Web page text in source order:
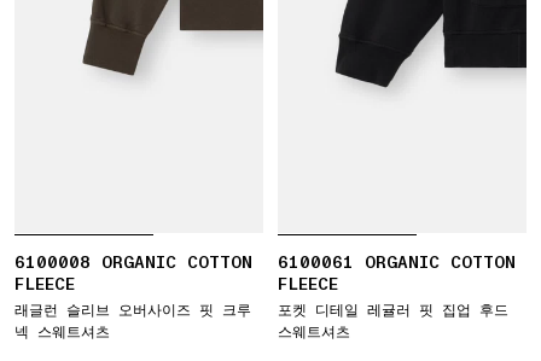
6100008 ORGANIC COTTON
FLEECE
래글런 슬리브 오버사이즈 핏 크루
넥 스웨트셔츠
6100061 ORGANIC COTTON
FLEECE
포켓 디테일 레귤러 핏 집업 후드
스웨트셔츠